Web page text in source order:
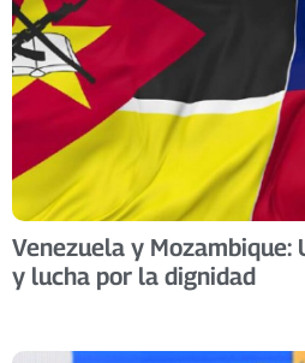
Venezuela y Mozambique:
y lucha por la dignidad